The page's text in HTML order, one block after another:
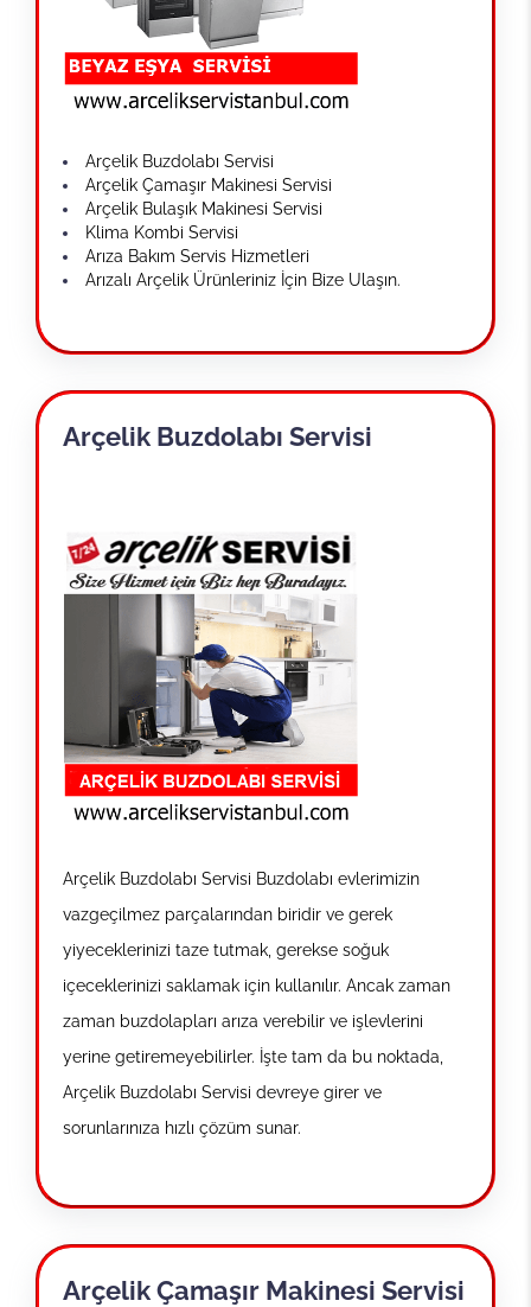
Arçelik Buzdolabı Servisi
Arçelik Çamaşır Makinesi Servisi
Arçelik Bulaşık Makinesi Servisi
Klima Kombi Servisi
Arıza Bakım Servis Hizmetleri
Arızalı Arçelik Ürünleriniz İçin Bize Ulaşın.
Arçelik Buzdolabı Servisi
Arçelik Buzdolabı Servisi Buzdolabı evlerimizin
vazgeçilmez parçalarından biridir ve gerek
yiyeceklerinizi taze tutmak, gerekse soğuk
içeceklerinizi saklamak için kullanılır. Ancak zaman
zaman buzdolapları arıza verebilir ve işlevlerini
yerine getiremeyebilirler. İşte tam da bu noktada,
Arçelik Buzdolabı Servisi devreye girer ve
sorunlarınıza hızlı çözüm sunar.
Arçelik Çamaşır Makinesi Servisi